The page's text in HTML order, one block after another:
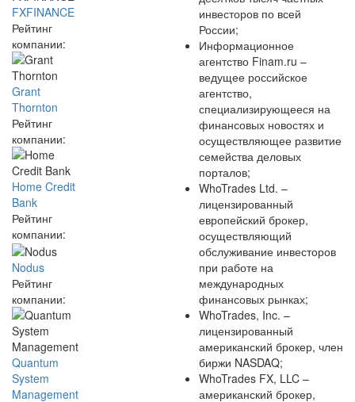
FXFINANCE
Рейтинг
компании:
Grant
Thornton
Рейтинг
компании:
Home Credit
Bank
Рейтинг
компании:
Nodus
Рейтинг
компании:
Quantum
System
Management
инвесторов по всей
России;
Информационное
агентство Finam.ru –
ведущее российское
агентство,
специализирующееся на
финансовых новостях и
осуществляющее развитие
семейства деловых
порталов;
WhoTrades Ltd. –
лицензированный
европейский брокер,
осуществляющий
обслуживание инвесторов
при работе на
международных
финансовых рынках;
WhoTrades, Inc. –
лицензированный
американский брокер, член
биржи NASDAQ;
WhoTrades FX, LLC –
американский брокер,